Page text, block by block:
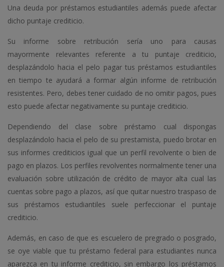
Una deuda por préstamos estudiantiles además puede afectar
dicho puntaje crediticio.
Su informe sobre retribución serí­a uno para causas
mayormente relevantes referente a tu puntaje crediticio,
desplazándolo hacia el pelo pagar tus préstamos estudiantiles
en tiempo te ayudará a formar algún informe de retribución
resistentes. Pero, debes tener cuidado de no omitir pagos, pues
esto puede afectar negativamente su puntaje crediticio.
Dependiendo del clase sobre préstamo cual dispongas
desplazándolo hacia el pelo de su prestamista, puedo brotar en
sus informes crediticios igual que un perfil revolvente o bien de
pago en plazos. Los perfiles revolventes normalmente tener una
evaluación sobre utilización de crédito de mayor alta cual las
cuentas sobre pago a plazos, así que quitar nuestro traspaso de
sus préstamos estudiantiles suele perfeccionar el puntaje
crediticio.
Además, en caso de que es escuelero de pregrado o posgrado,
se oye viable que tu préstamo federal para estudiantes nunca
aparezca en tu informe crediticio, sin embargo los préstamos